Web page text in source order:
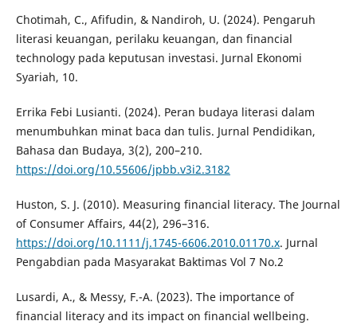
Chotimah, C., Afifudin, & Nandiroh, U. (2024). Pengaruh
literasi keuangan, perilaku keuangan, dan financial
technology pada keputusan investasi. Jurnal Ekonomi
Syariah, 10.
Errika Febi Lusianti. (2024). Peran budaya literasi dalam
menumbuhkan minat baca dan tulis. Jurnal Pendidikan,
Bahasa dan Budaya, 3(2), 200–210.
https://doi.org/10.55606/jpbb.v3i2.3182
Huston, S. J. (2010). Measuring financial literacy. The Journal
of Consumer Affairs, 44(2), 296–316.
https://doi.org/10.1111/j.1745-6606.2010.01170.x. Jurnal
Pengabdian pada Masyarakat Baktimas Vol 7 No.2
Lusardi, A., & Messy, F.-A. (2023). The importance of
financial literacy and its impact on financial wellbeing.